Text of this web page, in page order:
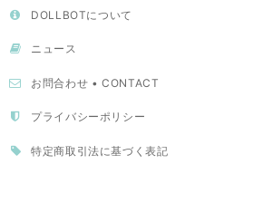
DOLLBOTについて
ニュース
お問合わせ • CONTACT
プライバシーポリシー
特定商取引法に基づく表記